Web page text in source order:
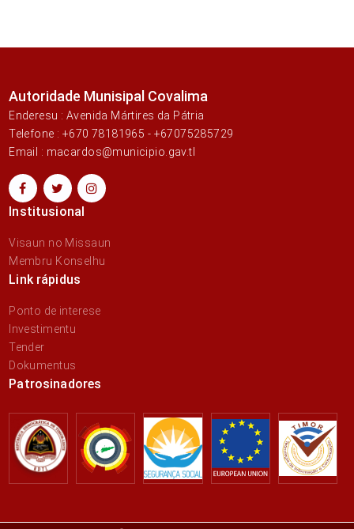
Autoridade Munisipal Covalima
Enderesu : Avenida Mártires da Pátria
Telefone : +670 78181965 - +67075285729
Email : macardos@municipio.gav.tl
Institusional
Visaun no Missaun
Membru Konselhu
Link rápidus
Ponto de interese
Investimentu
Tender
Dokumentus
Patrosinadores